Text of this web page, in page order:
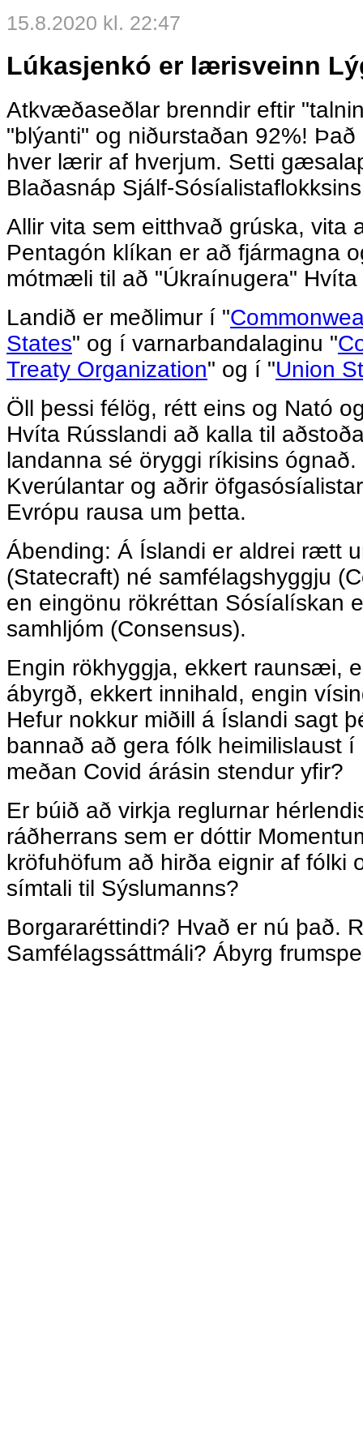
15.8.2020 kl. 22:47
Lúkasjenkó er lærisveinn
Atkvæðaseðlar brenndir eftir
"blýanti" og niðurstaðan 92%!
hver lærir af hverjum. Setti
Blaðasnáp Sjálf-
Allir vita sem eitthvað grúska, vita
Pentagón klíkan er að fjármagna
mótmæli til að "Úkraínugera" Hvíta
Landið er meðlimur í "
States" og í varnarbandalaginu "
Treaty Organization" og í "Union
Öll þessi félög, rétt eins og Nató
Hvíta Rússlandi að kalla til
landanna sé öryggi ríkisins
Kverúlantar og aðrir
Evrópu rausa um þetta.
Ábending: Á Íslandi er aldrei rætt
(Statecraft) né samfélagshyggju
en eingönu rökréttan Sósíalískan
samhljóm (Consensus).
Engin rökhyggja, ekkert raunsæi,
ábyrgð, ekkert innihald, engin
Hefur nokkur miðill á Íslandi sagt
bannað að gera fólk heimilislaust
meðan Covid árásin stendur yfir?
Er búið að virkja reglurnar
ráðherrans sem er dóttir
kröfuhöfum að hirða eignir af fólki
símtali til Sýslumanns?
Borgararéttindi? Hvað er nú það.
Samfélagssáttmáli? Ábyrg